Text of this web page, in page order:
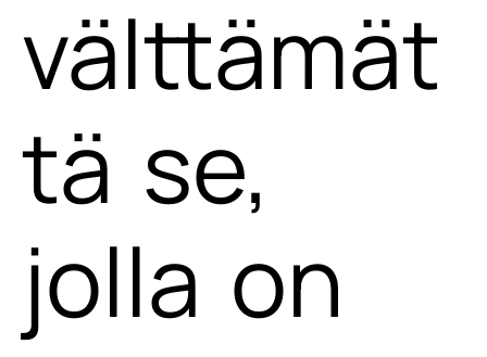
välttämät
tä se,
jolla on